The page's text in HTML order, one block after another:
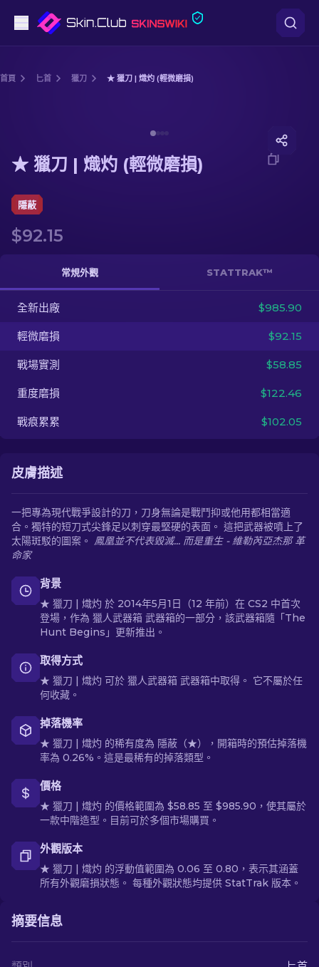
狙擊步槍
手套
武器箱
其他
首頁 匕首 獵刀 ★ 獵刀 | 熾灼 (輕微磨損)
★ 獵刀 | 熾灼 (輕微磨損)
隱蔽
$92.15
常規外觀 STATTRAK™
全新出廠 $985.90
輕微磨損 $92.15
戰場實測 $58.85
重度磨損 $122.46
戰痕累累 $102.05
皮膚描述
一把專為現代戰爭設計的刀，刀身無論是戰鬥抑或他用都相當適
合。獨特的短刀式尖鋒足以刺穿最堅硬的表面。 這把武器被噴上了
太陽斑駁的圖案。 鳳凰並不代表毀滅... 而是重生 - 維勒芮亞杰那 革
命家
背景
★ 獵刀 | 熾灼 於 2014年5月1日（12 年前）在 CS2 中首次
登場，作為 獵人武器箱 武器箱的一部分，該武器箱隨「The
Hunt Begins」更新推出。
取得方式
★ 獵刀 | 熾灼 可於 獵人武器箱 武器箱中取得。 它不屬於任
何收藏。
掉落機率
★ 獵刀 | 熾灼 的稀有度為 隱蔽（★），開箱時的預估掉落機
率為 0.26%。這是最稀有的掉落類型。
價格
★ 獵刀 | 熾灼 的價格範圍為 $58.85 至 $985.90，使其屬於
一款中階造型。目前可於多個市場購買。
外觀版本
★ 獵刀 | 熾灼 的浮動值範圍為 0.06 至 0.80，表示其涵蓋
所有外觀磨損狀態。 每種外觀狀態均提供 StatTrak 版本。
摘要信息